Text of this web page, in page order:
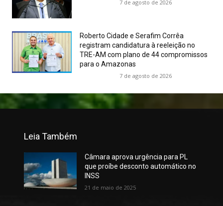
7 de agosto de 2026
Roberto Cidade e Serafim Corrêa
registram candidatura à reeleição no
TRE-AM com plano de 44 compromissos
para o Amazonas
7 de agosto de 2026
Leia Também
Câmara aprova urgência para PL
que proíbe desconto automático no
INSS
21 de maio de 2025